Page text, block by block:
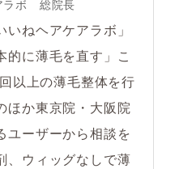
ラボ 総院長
ねヘアケアラボ」
的に薄毛を直す」こ
以上の薄毛整体を行
ほか東京院・大阪院
ユーザーから相談を
、ウィッグなしで薄